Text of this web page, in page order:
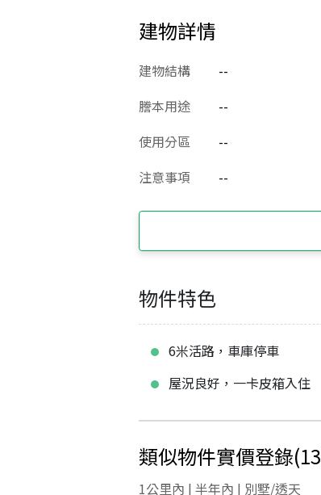
建物詳情
建物結構 --
謄本用途
--
使用分區
--
注意事項
--
物件特色
6米活路，車庫停車
屋況良好，一卡皮箱入住
類似物件實價登錄(13
1公里內 | 半年內 | 別墅/透天